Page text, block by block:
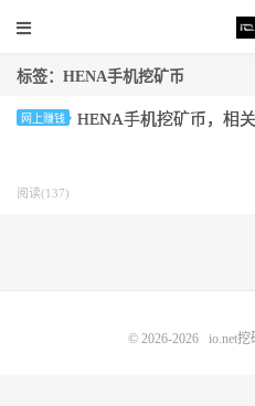
标签：HENA手机挖矿币
网上赚钱 HENA手机挖矿币，相关
阅读(137)
© 2026-2026 io.net挖